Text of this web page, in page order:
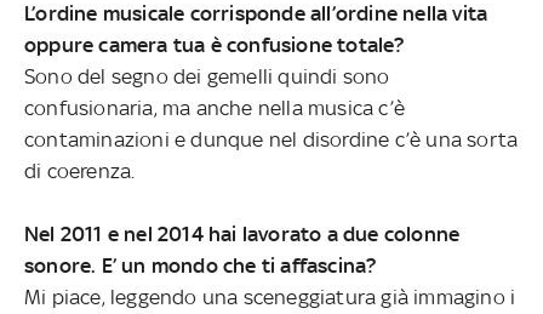
L’ordine musicale corrisponde all’ordine nella vita
oppure camera tua è confusione totale?
Sono del segno dei gemelli quindi sono
confusionaria, ma anche nella musica c’è
contaminazioni e dunque nel disordine c’è una sorta
di coerenza.
Nel 2011 e nel 2014 hai lavorato a due colonne
sonore. E’ un mondo che ti affascina?
Mi piace, leggendo una sceneggiatura già immagino i